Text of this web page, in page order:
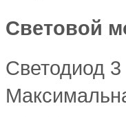
Световой
Светодиод